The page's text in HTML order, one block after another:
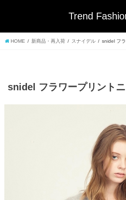
Trend
HOME 新商品・再入荷 スナイデル snidel フ
snidel フラワープリント